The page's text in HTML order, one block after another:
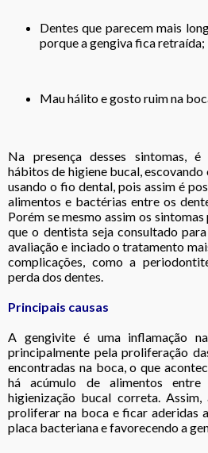
Dentes que parecem mais
porque a gengiva fica retraída;
Mau hálito e gosto ruim na
Na presença desses sintomas,
hábitos de higiene bucal,
usando o fio dental, pois assim é
alimentos e bactérias entre os
Porém se mesmo assim os
que o dentista seja consultado
avaliação e inciado o tratamento
complicações, como a
perda dos dentes.
Principais causas
A gengivite é uma inflamação
principalmente pela proliferação
encontradas na boca, o que
há acúmulo de alimentos
higienização bucal correta. Assim,
proliferar na boca e ficar aderidas
placa bacteriana e favorecendo a